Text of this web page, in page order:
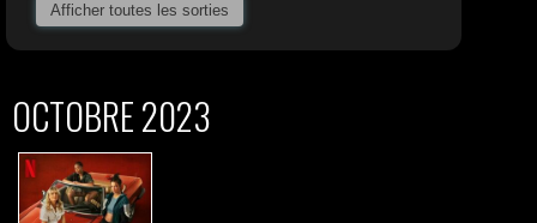
Afficher toutes les sorties
OCTOBRE 2023